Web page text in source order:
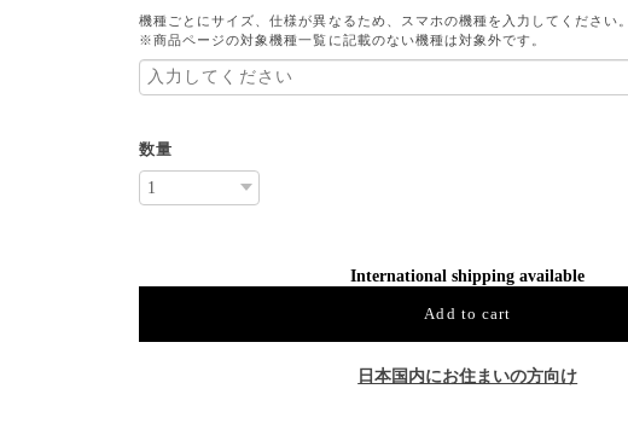
機種ごとにサイズ、仕様が異なるため、スマホの機種を入力してください。
※商品ページの対象機種一覧に記載のない機種は対象外です。
数量
International shipping available
Add to cart
日本国内にお住まいの方向け